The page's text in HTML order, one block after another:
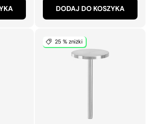
DODAJ DO KOSZYKA
25 % zniżki